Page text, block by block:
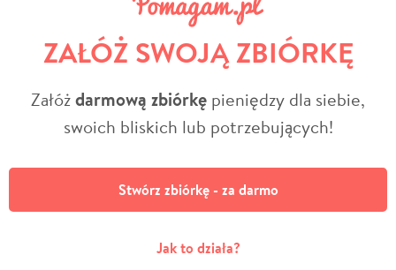
ZAŁÓŻ SWOJĄ ZBIÓRKĘ
Załóżdarmową zbiórkę pieniędzy dla siebie,
swoich bliskich lub potrzebujących!
Stwórz zbiórkę - za darmo
Jak to działa?